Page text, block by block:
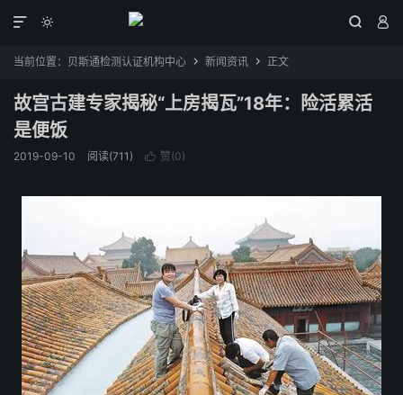
  

当前位置： 贝斯通检测认证机构中心  新闻资讯  正文
故宫古建专家揭秘“上房揭瓦”18年：险活累活
是便饭
2019-09-10 阅读(711)  赞(0)